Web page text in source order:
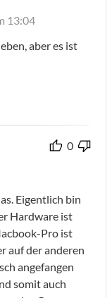
13:04
aber es ist
0
Eigentlich bin
Hardware ist
Pro ist
auf der anderen
angefangen
somit auch